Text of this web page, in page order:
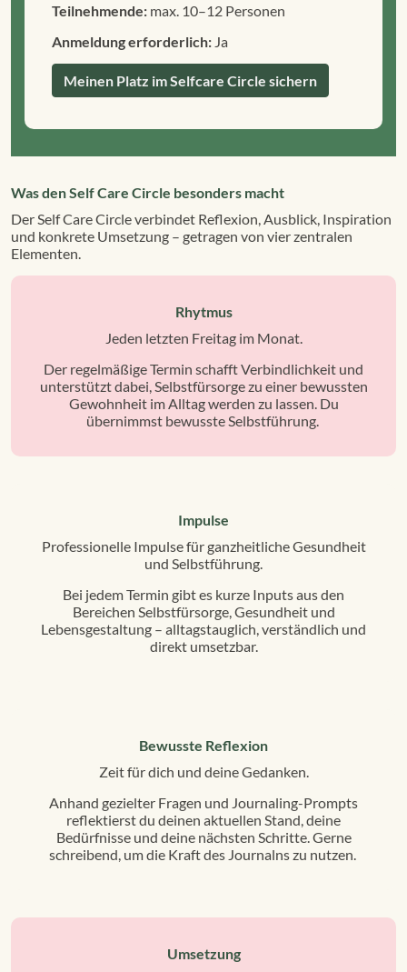
Teilnehmende: max. 10–12 Personen
Anmeldung erforderlich: Ja
Meinen Platz im Selfcare Circle sichern
Was den Self Care Circle besonders macht
Der Self Care Circle verbindet Reflexion, Ausblick, Inspiration
und konkrete Umsetzung – getragen von vier zentralen
Elementen.
Rhytmus
Jeden letzten Freitag im Monat.
Der regelmäßige Termin schafft Verbindlichkeit und
unterstützt dabei, Selbstfürsorge zu einer bewussten
Gewohnheit im Alltag werden zu lassen. Du
übernimmst bewusste Selbstführung.
Impulse
Professionelle Impulse für ganzheitliche Gesundheit
und Selbstführung.
Bei jedem Termin gibt es kurze Inputs aus den
Bereichen Selbstfürsorge, Gesundheit und
Lebensgestaltung – alltagstauglich, verständlich und
direkt umsetzbar.
Bewusste Reflexion
Zeit für dich und deine Gedanken.
Anhand gezielter Fragen und Journaling-Prompts
reflektierst du deinen aktuellen Stand, deine
Bedürfnisse und deine nächsten Schritte. Gerne
schreibend, um die Kraft des Journalns zu nutzen.
Umsetzung